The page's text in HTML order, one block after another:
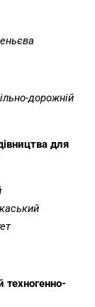
дорожній
для
техногенно-